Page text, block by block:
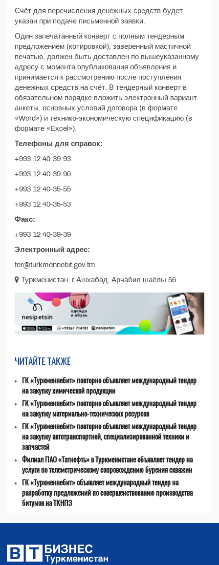
Счёт для перечисления денежных средств будет
указан при подаче письменной заявки.
Один запечатанный конверт с полным тендерным
предложением (котировкой), заверенный мастичной
печатью, должен быть доставлен по вышеуказанному
адресу с момента опубликования объявления и
принимается к рассмотрению после поступления
денежных средств на счёт. В тендерный конверт в
обязательном порядке вложить электронный вариант
анкеты, основных условий договора (в формате
«Word») и технико-экономическую спецификацию (в
формате «Excel»).
Телефоны для справок:
+993 12 40-39-93
+993 12 40-39-90
+993 12 40-35-55
+993 12 40-35-53
Факс:
+993 12 40-39-39
Электронный адрес:
fer@turkmennebit.gov.tm
Туркменистан, г.Ашхабад, Арчабил шаёлы 56
ЧИТАЙТЕ ТАКЖЕ
ГК «Туркменнебит» повторно объявляет международный тендер
на закупку химической продукции
ГК «Туркменнебит» повторно объявляет международный тендер
на закупку материально-технических ресурсов
ГК «Туркменнебит» повторно объявляет международный тендер
на закупку автотранспортной, специализированной техники и
запчастей
Филиал ПАО «Татнефть» в Туркменистане объявляет тендер на
услуги по телеметрическому сопровождению бурения скважин
ГК «Туркменнебит» объявляет международный тендер на
разработку предложений по совершенствованию производства
битумов на ТКНПЗ